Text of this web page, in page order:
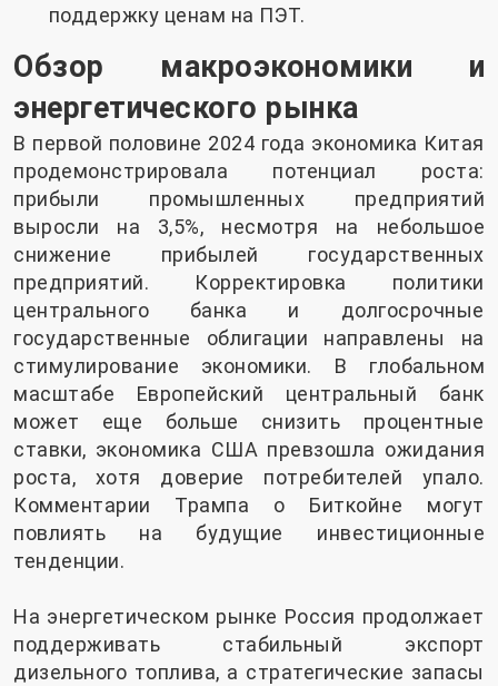
поддержку ценам на ПЭТ.
Обзор макроэкономики и
энергетического рынка
В первой половине 2024 года экономика Китая
продемонстрировала потенциал роста:
прибыли промышленных предприятий
выросли на 3,5%, несмотря на небольшое
снижение прибылей государственных
предприятий. Корректировка политики
центрального банка и долгосрочные
государственные облигации направлены на
стимулирование экономики. В глобальном
масштабе Европейский центральный банк
может еще больше снизить процентные
ставки, экономика США превзошла ожидания
роста, хотя доверие потребителей упало.
Комментарии Трампа о Биткойне могут
повлиять на будущие инвестиционные
тенденции.
На энергетическом рынке Россия продолжает
поддерживать стабильный экспорт
дизельного топлива, а стратегические запасы